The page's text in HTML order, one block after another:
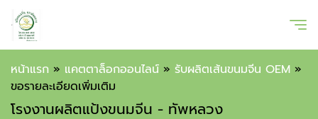
หน้าแรก » แคตตาล็อกออนไลน์ » รับผลิตเส้นขนมจีน OEM »
ขอรายละเอียดเพิ่มเติม
โรงงานผลิตแป้งขนมจีน - ทัพหลวง